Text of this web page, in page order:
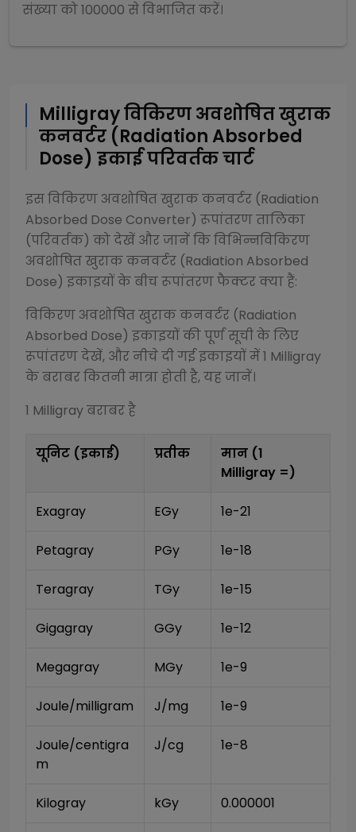
संख्या को100000 सेविभाजितकरें।
Milligrayविकिरण अवशोषित खुराक
कनवर्टर (Radiation Absorbed
Dose) इकाई परिवर्तक चार्ट
इसविकिरण अवशोषित खुराक कनवर्टर (Radiation
Absorbed Dose Converter) रूपांतरण तालिका
(परिवर्तक) को देखें और जानें कि विभिन्नविकिरण
अवशोषित खुराक कनवर्टर (Radiation Absorbed
Dose) इकाइयों के बीच रूपांतरण फैक्टर क्या हैं:
विकिरण अवशोषित खुराक कनवर्टर (Radiation
Absorbed Dose) इकाइयों की पूर्ण सूची के लिए
रूपांतरण देखें, और नीचे दी गई इकाइयों में 1 Milligray
के बराबर कितनी मात्रा होती है, यह जानें।
1 Milligrayबराबर है
यूनिट (इकाई) प्रतीक
मान (1
Milligray =)
Exagray EGy 1e-21
Petagray PGy 1e-18
Teragray TGy 1e-15
Gigagray GGy 1e-12
Megagray MGy 1e-9
Joule/milligram J/mg 1e-9
Joule/centigra
m
J/cg 1e-8
Kilogray kGy 0.000001